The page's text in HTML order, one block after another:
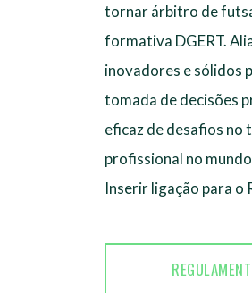
tornar árbitro de
formativa DGERT.
inovadores e sólidos
tomada de decisões
eficaz de desafios no
profissional no
Inserir ligação para o